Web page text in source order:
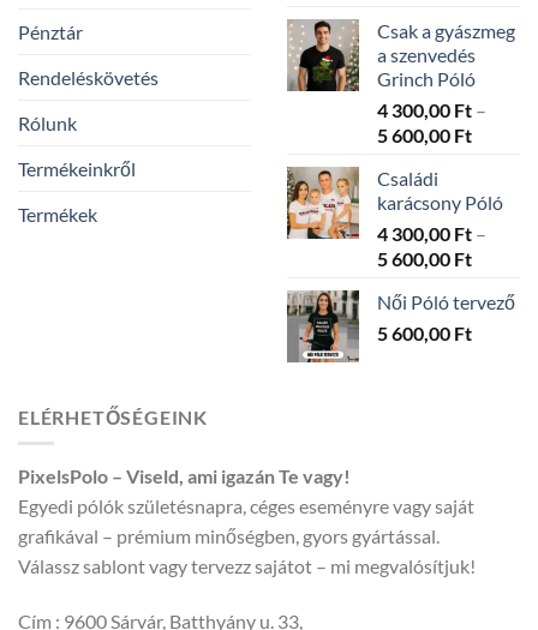
Pénztár
Rendeléskövetés
Rólunk
Termékeinkről
Termékek
300,00
-
5
600,00
Csak a gyászmeg
a szenvedés
Grinch Póló
4 300,00 Ft –
5 600,00 Ft
-
5
600,00
Családi
karácsony Póló
4 300,00 Ft –
5 600,00 Ft
300,00
-
Női Póló tervező
5 600,00 Ft
ELÉRHETŐSÉGEINK
PixelsPolo – Viseld, ami igazán Te vagy!
Egyedi pólók születésnapra, céges eseményre vagy saját
grafikával – prémium minőségben, gyors gyártással.
Válassz sablont vagy tervezz sajátot – mi megvalósítjuk!
Cím : 9600 Sárvár, Batthyány u. 33,